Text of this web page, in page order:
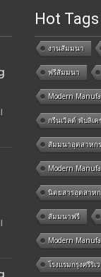
Hot Tags
งานสัมมนา
ฟรีสัมมนา
Modern
กรีนเวิลด์ พับลิเ
สัมมนาอุตสาหก
Modern
นิตยสารอุตสาห
สัมมนาฟรี
Modern
โรงแรมกรุงศรีริเ